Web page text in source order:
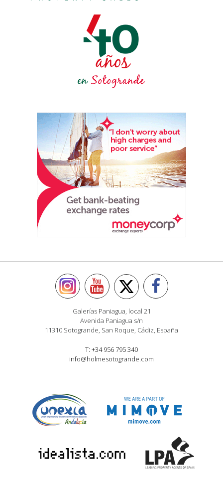
Galerías Paniagua, local 21
Avenida Paniagua s/n
11310 Sotogrande, San Roque, Cádiz, España
T: +34 956 795 340
info@holmesotogrande.com